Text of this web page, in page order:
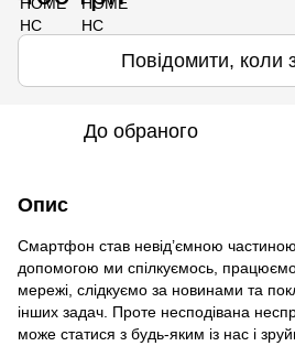
Повідомити, коли
До обраного
Опис
Смартфон став невід’ємною
допомогою ми спілкуємось,
мережі, слідкуємо за новинами та
інших задач. Проте несподівана
може статися з будь-яким із нас і